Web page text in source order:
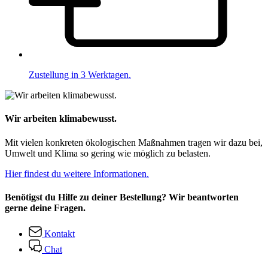
Zustellung in 3 Werktagen.
Wir arbeiten klimabewusst.
Mit vielen konkreten ökologischen Maßnahmen tragen wir dazu bei,
Umwelt und Klima so gering wie möglich zu belasten.
Hier findest du weitere Informationen.
Benötigst du Hilfe zu deiner Bestellung? Wir beantworten
gerne deine Fragen.
Kontakt
Chat